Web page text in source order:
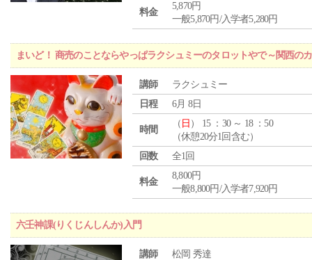
料金
5,870円
一般5,870円/入学者5,280円
まいど！ 商売のことならやっぱラクシュミーのタロットやで～関西の
講師
ラクシュミー
日程
6月 8日
時間
（ 日 ） 15 ：30 ～ 18 ：50
（休憩20分1回含む）
回数
全1回
料金
8,800円
一般8,800円/入学者7,920円
六壬神課(りくじんしんか)入門
講師
松岡 秀達